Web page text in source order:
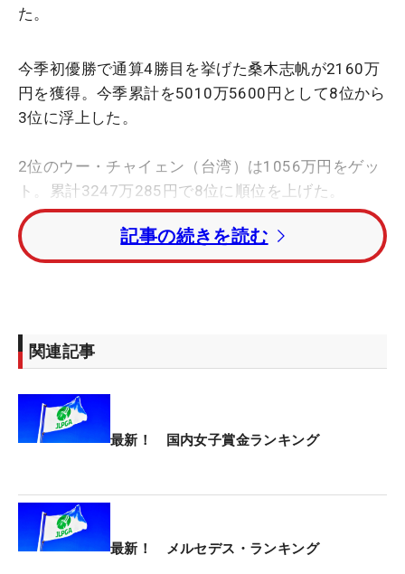
た。
今季初優勝で通算4勝目を挙げた桑木志帆が2160万
円を獲得。今季累計を5010万5600円として8位から
3位に浮上した。
2位のウー・チャイェン（台湾）は1056万円をゲッ
ト。累計3247万285円で8位に順位を上げた。
菅楓華は8552万891円でランキング1位をキープ。2
位からは佐久間朱莉（7984万8911円）、桑木、高
記事の続きを読む
関連記事
最新！ 国内女子賞金ランキング
最新！ メルセデス・ランキング